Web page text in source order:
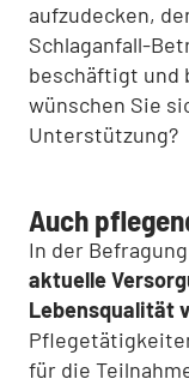
aufzudecken,
Schlaganfall-
beschäftigt und
wünschen Sie
Unterstützung?
Auch
In der
aktuelle
Lebensqualität
für die